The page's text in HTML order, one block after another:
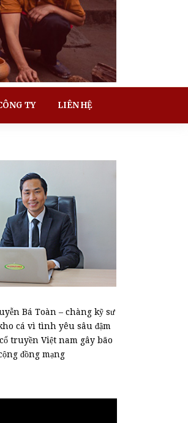
TY LIÊN HỆ
Bá Toàn – chàng kỹ sư
cá vì tình yêu sâu đậm
truyền Việt nam gây bão
đồng mạng